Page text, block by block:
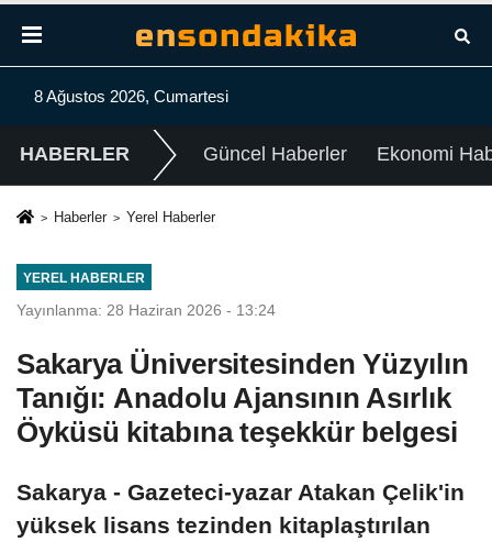
8 Ağustos 2026, Cumartesi
HABERLER Güncel Haberler Ekonomi
Haberler Yerel Haberler
YEREL HABERLER
Yayınlanma: 28 Haziran 2026 - 13:24
Sakarya Üniversitesinden Yüzyılın
Tanığı: Anadolu Ajansının Asırlık
Öyküsü kitabına teşekkür belgesi
Sakarya - Gazeteci-yazar Atakan Çelik'in
yüksek lisans tezinden kitaplaştırılan